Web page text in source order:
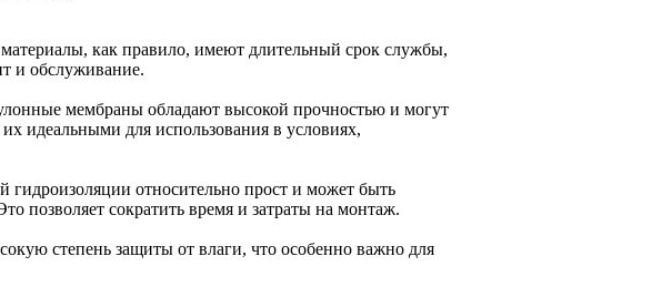
как правило, имеют длительный срок службы,
и обслуживание.
мембраны обладают высокой прочностью и могут
идеальными для использования в условиях,
гидроизоляции относительно прост и может быть
позволяет сократить время и затраты на монтаж.
степень защиты от влаги, что особенно важно для